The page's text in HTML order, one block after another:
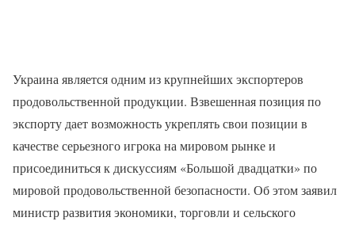
Украина является одним из крупнейших экспортеров
продовольственной продукции. Взвешенная позиция по
экспорту дает возможность укреплять свои позиции в
качестве серьезного игрока на мировом рынке и
присоединиться к дискуссиям «Большой двадцатки» по
мировой продовольственной безопасности. Об этом заявил
министр развития экономики, торговли и сельского